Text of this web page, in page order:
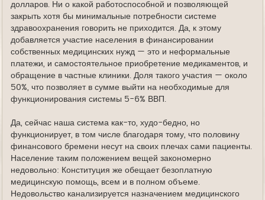
долларов. Ни о какой работоспособной и позволяющей
закрыть хотя бы минимальные потребности системе
здравоохранения говорить не приходится. Да, к этому
добавляется участие населения в финансировании
собственных медицинских нужд — это и неформальные
платежи, и самостоятельное приобретение медикаментов, и
обращение в частные клиники. Доля такого участия — около
50%, что позволяет в сумме выйти на необходимые для
функционирования системы 5-6% ВВП.
Да, сейчас наша система как-то, худо-бедно, но
функционирует, в том числе благодаря тому, что половину
финансового бремени несут на своих плечах сами пациенты.
Население таким положением вещей закономерно
недовольно: Конституция же обещает безоплатную
медицинскую помощь, всем и в полном объеме.
Недовольство канализируется назначением медицинского